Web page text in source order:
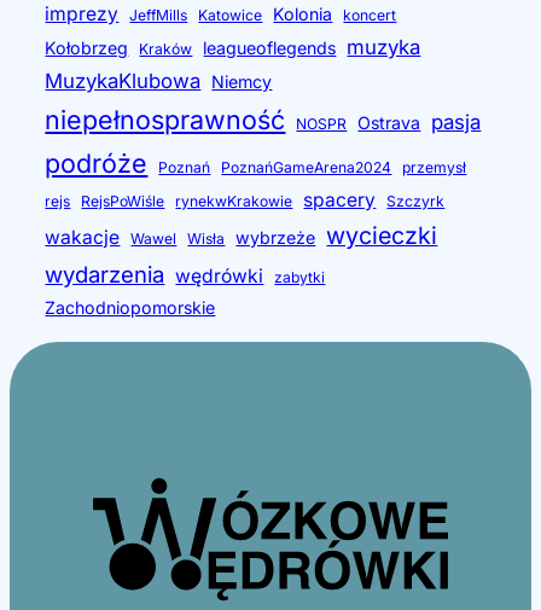
imprezy JeffMills Katowice Kolonia koncert
Kołobrzeg Kraków leagueoflegends muzyka
MuzykaKlubowa Niemcy
niepełnosprawność NOSPR Ostrava pasja
podróże Poznań PoznańGameArena2024
przemysł
rejs
RejsPoWiśle rynekwKrakowie spacery Szczyrk
wakacje Wawel Wisła wybrzeże wycieczki
wydarzenia wędrówki zabytki
Zachodniopomorskie